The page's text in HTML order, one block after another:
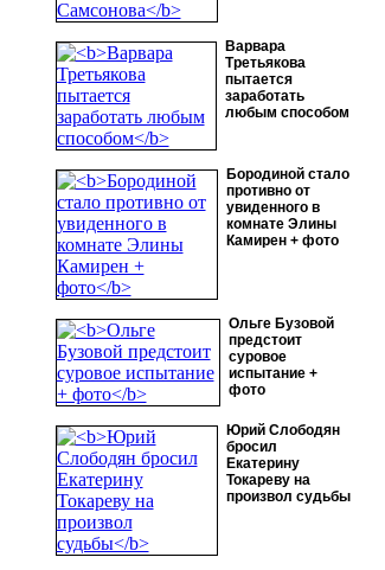
Варвара
Третьякова
пытается
заработать
любым способом
Бородиной стало
противно от
увиденного в
комнате Элины
Камирен + фото
Ольге Бузовой
предстоит
суровое
испытание +
фото
Юрий Слободян
бросил
Екатерину
Токареву на
произвол судьбы